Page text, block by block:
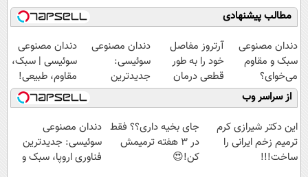
مطالب پیشنهادی
دندان مصنوعی
سبک و مقاوم
می‌خوای؟
پرداخت اقساطی
هم داریم!😍 |
📍تهران
آرتروز مفاصل
خود را به طور
قطعی درمان
کنید!
◗پرسش‌نامه◖
دندان مصنوعی
سوئیسی:
جدیدترین
فناوری اروپا،
سبک و مقاوم |
پرداخت قسطی
دندان مصنوعی
سوئیسی | سبک،
مقاوم، طبیعی!
ویزیت
رایگان+پرداخت
اقساطی😍
از سراسر وب
این دکتر شیرازی کرم
ترمیم زخم ایرانی را
ساخت!!!
جای بخیه داری؟؟ فقط
در 3 هفته ترمیمش
کن!😍
دندان مصنوعی
سوئیسی: جدیدترین
فناوری اروپا، سبک و